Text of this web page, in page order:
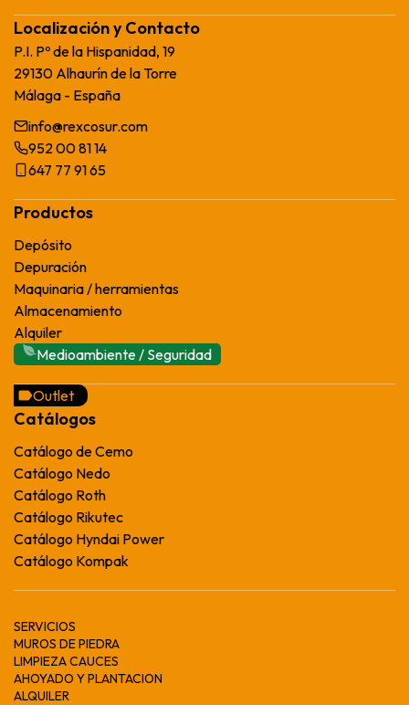
Localización y Contacto
P.I. Pº de la Hispanidad, 19
29130 Alhaurín de la Torre
Málaga - España
info@rexcosur.com
952 00 81 14
647 77 91 65
Productos
Depósito
Depuración
Maquinaria / herramientas
Almacenamiento
Alquiler
Medioambiente / Seguridad
Outlet
Catálogos
Catálogo de Cemo
Catálogo Nedo
Catálogo Roth
Catálogo Rikutec
Catálogo Hyndai Power
Catálogo Kompak
SERVICIOS
MUROS DE PIEDRA
LIMPIEZA CAUCES
AHOYADO Y PLANTACION
ALQUILER